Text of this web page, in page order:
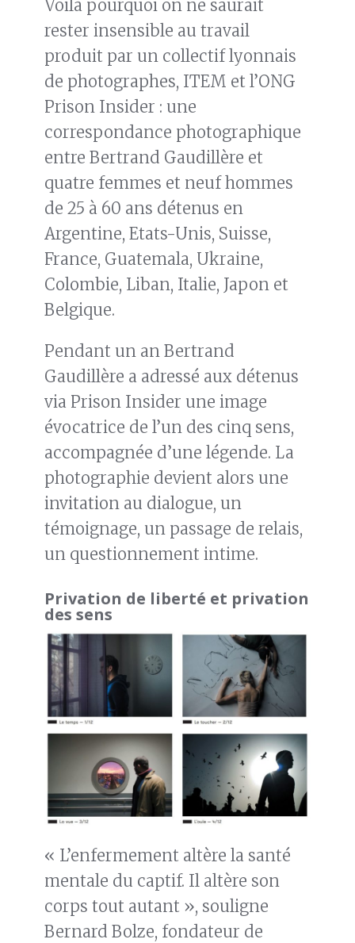
Voilà pourquoi on ne saurait
rester insensible au travail
produit par un collectif lyonnais
de photographes, ITEM et l’ONG
Prison Insider : une
correspondance photographique
entre Bertrand Gaudillère et
quatre femmes et neuf hommes
de 25 à 60 ans détenus en
Argentine, Etats-Unis, Suisse,
France, Guatemala, Ukraine,
Colombie, Liban, Italie, Japon et
Belgique.
Pendant un an Bertrand
Gaudillère a adressé aux détenus
via Prison Insider une image
évocatrice de l’un des cinq sens,
accompagnée d’une légende. La
photographie devient alors une
invitation au dialogue, un
témoignage, un passage de relais,
un questionnement intime.
Privation de liberté et privation
des sens
« L’enfermement altère la santé
mentale du captif. Il altère son
corps tout autant », souligne
Bernard Bolze, fondateur de